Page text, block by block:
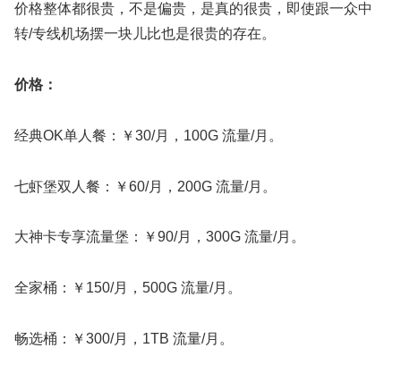
价格整体都很贵，不是偏贵，是真的很贵，即使跟一众中
转/专线机场摆一块儿比也是很贵的存在。
价格：
经典OK单人餐：￥30/月，100G 流量/月。
七虾堡双人餐：￥60/月，200G 流量/月。
大神卡专享流量堡：￥90/月，300G 流量/月。
全家桶：￥150/月，500G 流量/月。
畅选桶：￥300/月，1TB 流量/月。